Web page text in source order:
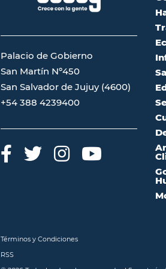
Palacio de Gobierno
San Martín Nº450
San Salvador de Jujuy (4600)
+54 388 4239400
Términos y Condiciones
RSS